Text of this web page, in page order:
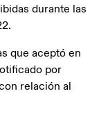
durante las
que aceptó en
por
relación al